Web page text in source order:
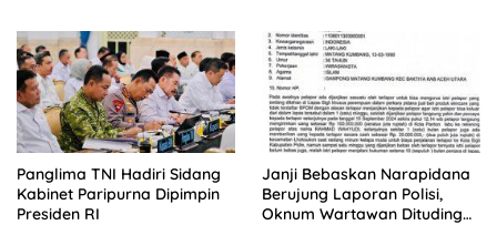
Panglima TNI Hadiri Sidang
Kabinet Paripurna Dipimpin
Presiden RI
Janji Bebaskan Narapidana
Berujung Laporan Polisi,
Oknum Wartawan Dituding